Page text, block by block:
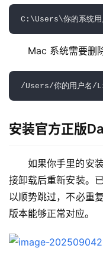
C:\Users\你的系统
Mac 系统需要删
/Users/你的用户
安装官方正版
如果你手里的安
接卸载后重新安装。
以顺势跳过，不必重
版本能够正常对应。